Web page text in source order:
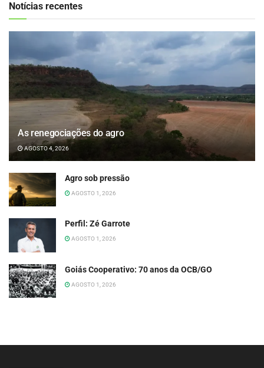
Notícias recentes
As renegociações do agro
AGOSTO 4, 2026
Agro sob pressão
AGOSTO 1, 2026
Perfil: Zé Garrote
AGOSTO 1, 2026
Goiás Cooperativo: 70 anos da OCB/GO
AGOSTO 1, 2026